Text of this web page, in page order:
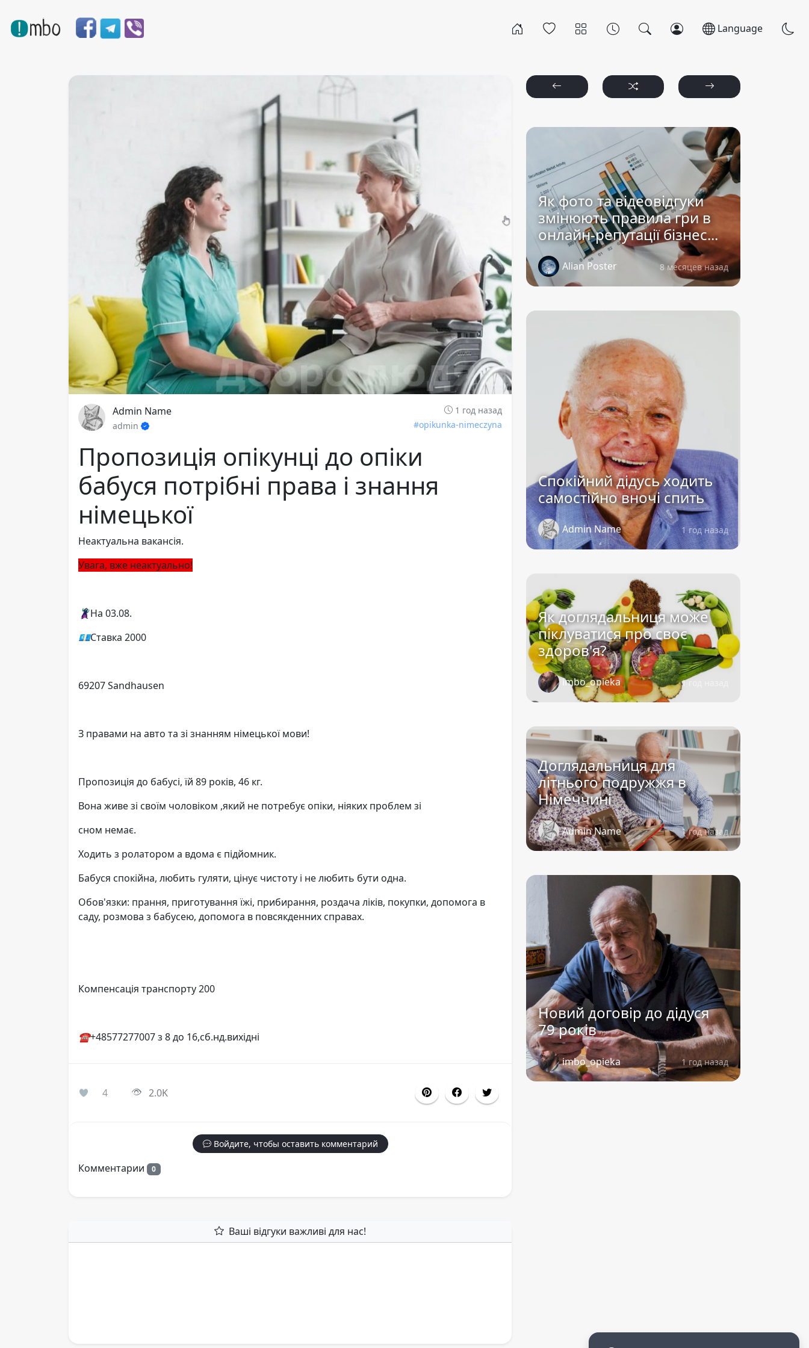
Language
Admin Name
1 год назад
admin
#opikunka-nimeczyna
Пропозиція опікунці до опіки
бабуся потрібні права і знання
німецької
Неактуальна вакансія.
Увага, вже неактуально!
🦹‍♀На 03.08.
💶Ставка 2000
69207 Sandhausen
З правами на авто та зі знанням німецької мови!
Пропозиція до бабусі, їй 89 років, 46 кг.
Вона живе зі своїм чоловіком ,який не потребує опіки, ніяких проблем зі
сном немає.
Ходить з ролатором а вдома є підйомник.
Бабуся спокійна, любить гуляти, цінує чистоту і не любить бути одна.
Обов'язки: прання, приготування їжі, прибирання, роздача ліків, покупки, допомога в
саду, розмова з бабусею, допомога в повсякденних справах.
Компенсація транспорту 200
☎️+48577277007 з 8 до 16,сб.нд.вихідні
4 2.0K
Войдите, чтобы оставить комментарий
Комментарии 0
Ваші відгуки важливі для нас!
Як фото та відеовідгуки
змінюють правила гри в
онлайн-репутації бізнес...
Alian Poster 8 месяцев назад
Спокійний дідусь ходить
самостійно вночі спить
Admin Name 1 год назад
Як доглядальниця може
піклуватися про своє
здоров'я?
imbo_opieka 1 год назад
Доглядальниця для
літнього подружжя в
Німеччині
Admin Name 1 год назад
Новий договір до дідуся
79 років
imbo_opieka 1 год назад